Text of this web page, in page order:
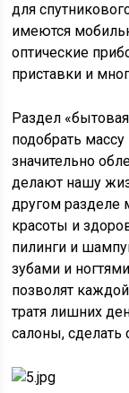
для
имеются
оптические
приставки и
Раздел
подобрать
значительно
делают нашу
другом разделе
красоты и
пилинги и
зубами и
позволят
тратя лишних
салоны, сделать